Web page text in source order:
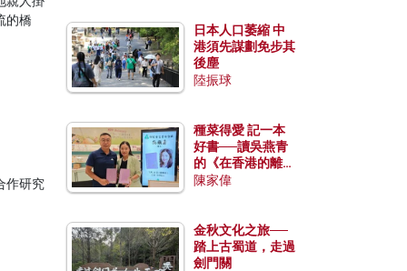
的橋
作研究
日本人口萎縮 中
港須先謀劃免步其
後塵
陸振球
種菜得愛 記一本
好書──讀吳燕青
的《在香港的離島
種菜》
陳家偉
金秋文化之旅──
踏上古蜀道，走過
劍門關